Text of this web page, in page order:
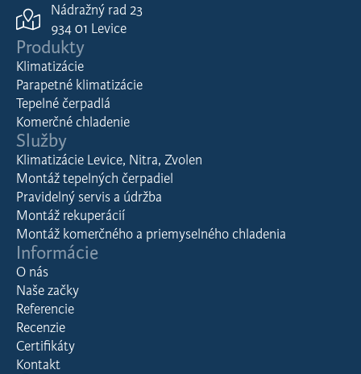
Nádražný rad 23
934 01 Levice
Produkty
Klimatizácie
Parapetné klimatizácie
Tepelné čerpadlá
Komerčné chladenie
Služby
Klimatizácie Levice, Nitra, Zvolen
Montáž tepelných čerpadiel
Pravidelný servis a údržba
Montáž rekuperácií
Montáž komerčného a priemyselného chladenia
Informácie
O nás
Naše začky
Referencie
Recenzie
Certifikáty
Kontakt